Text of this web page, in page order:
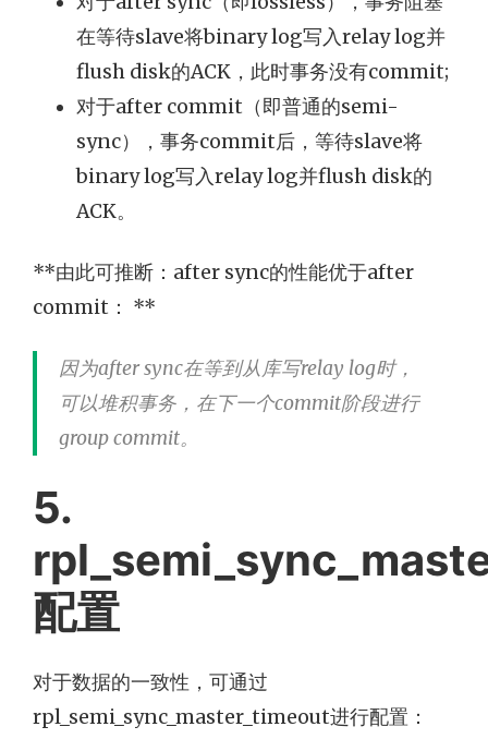
在等待slave将binary log写入relay log并
flush disk的ACK，此时事务没有commit;
对于after commit（即普通的semi-
sync），事务commit后，等待slave将
binary log写入relay log并flush disk的
ACK。
**由此可推断：after sync的性能优于after
commit： **
因为after sync在等到从库写relay log时，
可以堆积事务，在下一个commit阶段进行
group commit。
5.
配置
对于数据的一致性，可通过
rpl_semi_sync_master_timeout进行配置：